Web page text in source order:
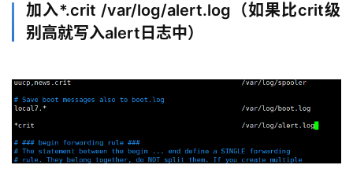
基
础
加入*.crit /var/log/alert.log（如果比crit级
别高就写入alert日志中）